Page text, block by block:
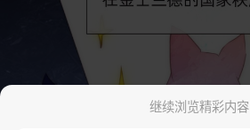
继续浏览精彩内容